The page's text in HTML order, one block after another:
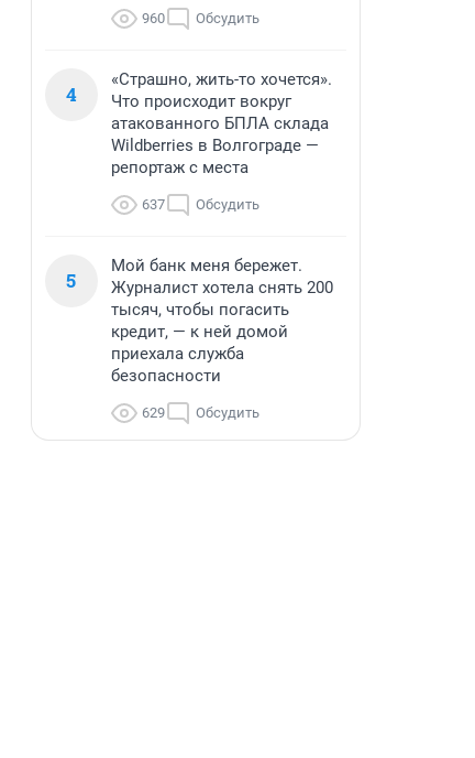
960 Обсудить
4
«Страшно, жить-то хочется».
Что происходит вокруг
атакованного БПЛА склада
Wildberries в Волгограде —
репортаж с места
637 Обсудить
5
Мой банк меня бережет.
Журналист хотела снять 200
тысяч, чтобы погасить
кредит, — к ней домой
приехала служба
безопасности
629 Обсудить